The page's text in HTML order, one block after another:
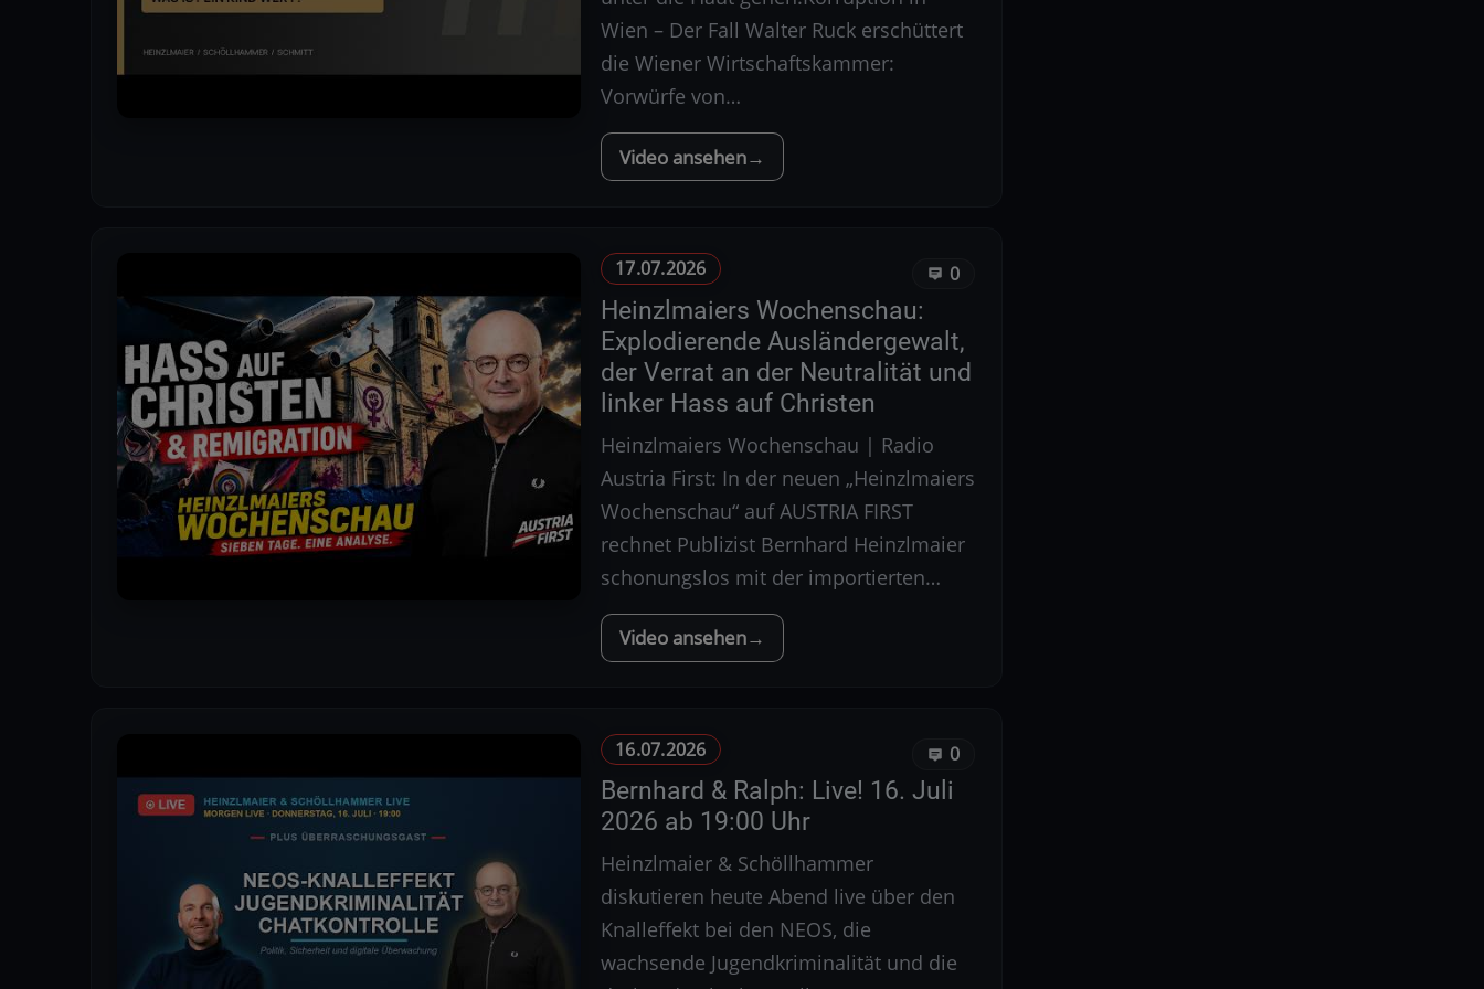
Wien – Der Fall Walter Ruck erschüttert
die Wiener Wirtschaftskammer:
Vorwürfe von…
Video ansehen
17.07.2026 0
Heinzlmaiers Wochenschau:
Explodierende Ausländergewalt,
der Verrat an der Neutralität und
linker Hass auf Christen
Heinzlmaiers Wochenschau | Radio
Austria First: In der neuen „Heinzlmaiers
Wochenschau“ auf AUSTRIA FIRST
rechnet Publizist Bernhard Heinzlmaier
schonungslos mit der importierten…
Video ansehen
16.07.2026 0
Bernhard & Ralph: Live! 16. Juli
2026 ab 19:00 Uhr
Heinzlmaier & Schöllhammer
diskutieren heute Abend live über den
Knalleffekt bei den NEOS, die
wachsende Jugendkriminalität und die